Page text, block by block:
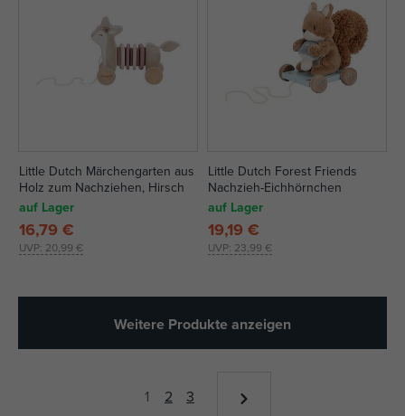
Little Dutch Märchengarten aus
Holz zum Nachziehen, Hirsch
auf Lager
UVP: 20,99 €
16,79 €
Little Dutch Forest Friends
Nachzieh-Eichhörnchen
auf Lager
UVP: 23,99 €
19,19 €
Weitere Produkte anzeigen
1 2 3